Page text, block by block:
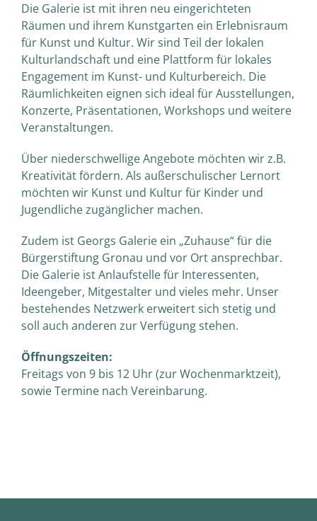
Die Galerie ist mit ihren neu eingerichteten
Räumen und ihrem Kunstgarten ein Erlebnisraum
für Kunst und Kultur. Wir sind Teil der lokalen
Kulturlandschaft und eine Plattform für lokales
Engagement im Kunst- und Kulturbereich. Die
Räumlichkeiten eignen sich ideal für Ausstellungen,
Konzerte, Präsentationen, Workshops und weitere
Veranstaltungen.
Über niederschwellige Angebote möchten wir z.B.
Kreativität fördern. Als außerschulischer Lernort
möchten wir Kunst und Kultur für Kinder und
Jugendliche zugänglicher machen.
Zudem ist Georgs Galerie ein „Zuhause“ für die
Bürgerstiftung Gronau und vor Ort ansprechbar.
Die Galerie ist Anlaufstelle für Interessenten,
Ideengeber, Mitgestalter und vieles mehr. Unser
bestehendes Netzwerk erweitert sich stetig und
soll auch anderen zur Verfügung stehen.
Öffnungszeiten:
Freitags von 9 bis 12 Uhr (zur Wochenmarktzeit),
sowie Termine nach Vereinbarung.